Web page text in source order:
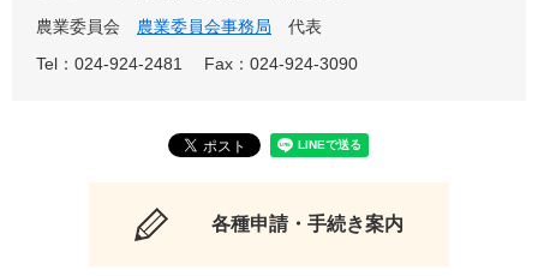
農業委員会 農業委員会事務局
代表
Tel：024-924-2481
Fax：024-924-3090
各種申請・手続き案内